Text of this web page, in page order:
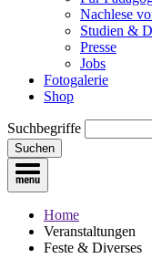
Nachlese
Studien &
Presse
Jobs
Fotogalerie
Shop
Suchbegriffe
Suchen
Home
Veranstaltungen
Feste & Diverses